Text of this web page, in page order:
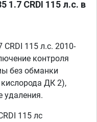
1.7 CRDI 115 л.с. в
115 л.с. 2010-
контроля
без обманки
ДК 2),
удаления.
115 лс